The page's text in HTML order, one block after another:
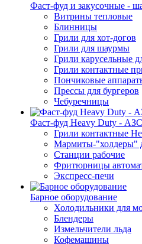
Фаст-фуд и закусочные -
Витрины тепловые
Блинницы
Грили для хот-догов
Грили для шаурмы
Грили карусельные
Грили контактные
Пончиковые
Прессы для бургеров
Чебуречницы
Фаст-фуд Heavy Duty - АЗС
Грили контактные
Мармиты-"холдеры"
Станции рабочие
Фритюрницы
Экспресс-печи
Барное оборудование
Холодильники для
Блендеры
Измельчители льда
Кофемашины